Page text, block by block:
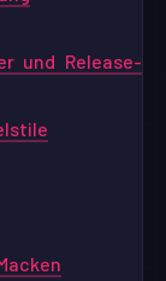
und Release-